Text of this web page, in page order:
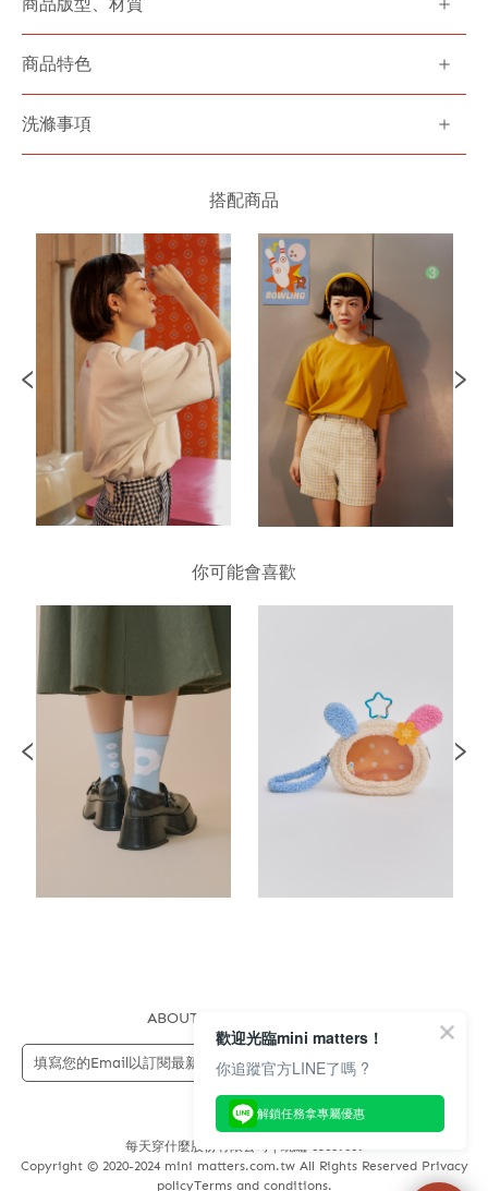
商品特色
洗滌事項
搭配商品
你可能會喜歡
ABOUT US
每天穿什麼股份有限公司 | 統編 83689089
Copyright © 2020-2024 mini matters.com.tw All Rights Reserved Privacy
policyTerms and conditions.
歡迎光臨mini matters！
你追蹤官方LINE了嗎 ?
解鎖任務拿專屬優惠